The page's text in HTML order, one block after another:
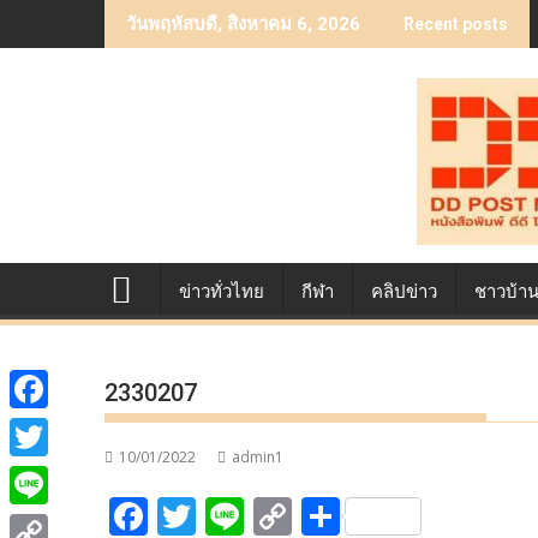
to
วันพฤหัสบดี, สิงหาคม 6, 2026 Recent posts
ข่าวทั่วไทย กีฬา คลิปข่าว ชาวบ้าน
2330207
10/01/2022 admin1
F T Li C S
F
a
c
T
w
L